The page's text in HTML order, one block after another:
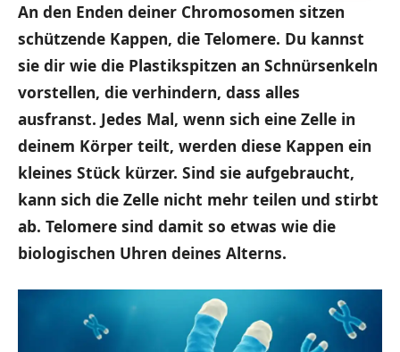
An den Enden deiner Chromosomen sitzen
schützende Kappen, die Telomere. Du kannst
sie dir wie die Plastikspitzen an Schnürsenkeln
vorstellen, die verhindern, dass alles
ausfranst. Jedes Mal, wenn sich eine Zelle in
deinem Körper teilt, werden diese Kappen ein
kleines Stück kürzer. Sind sie aufgebraucht,
kann sich die Zelle nicht mehr teilen und stirbt
ab. Telomere sind damit so etwas wie die
biologischen Uhren deines Alterns.